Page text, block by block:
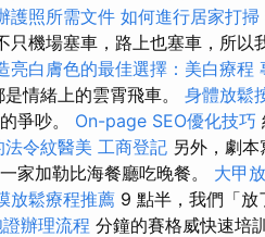
護照所需文件 如何進行居家打掃
只機場塞車，路上也塞車，所以
亮白膚色的最佳選擇：美白療程
情緒上的雲霄飛車。 身體放鬆
爭吵。 On-page SEO優化技巧
法令紋醫美 工商登記 另外，劇
家加勒比海餐廳吃晚餐。 大甲
放鬆療程推薦 9 點半，我們「放
辦理流程 分鐘的賽格威快速培